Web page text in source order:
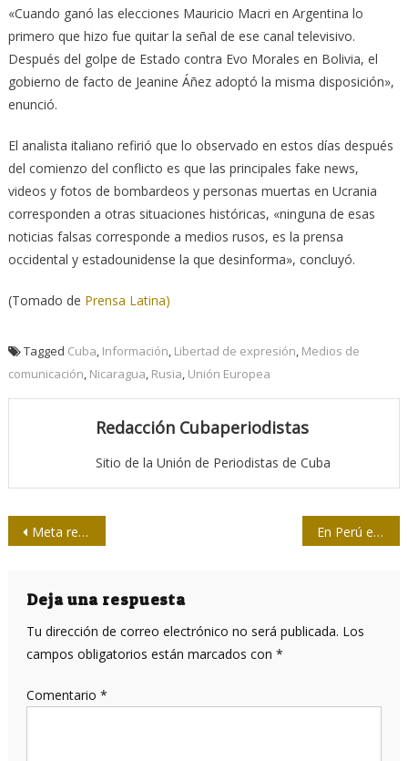
«Cuando ganó las elecciones Mauricio Macri en Argentina lo
primero que hizo fue quitar la señal de ese canal televisivo.
Después del golpe de Estado contra Evo Morales en Bolivia, el
gobierno de facto de Jeanine Áñez adoptó la misma disposición»,
enunció.
El analista italiano refirió que lo observado en estos días después
del comienzo del conflicto es que las principales fake news,
videos y fotos de bombardeos y personas muertas en Ucrania
corresponden a otras situaciones históricas, «ninguna de esas
noticias falsas corresponde a medios rusos, es la prensa
occidental y estadounidense la que desinforma», concluyó.
(Tomado de Prensa Latina)
Tagged Cuba Información Libertad de expresión Medios de
comunicación Nicaragua Rusia Unión Europea
Redacción Cubaperiodistas
Sitio de la Unión de Periodistas de Cuba
Navegación
entradas
Meta restringe el acceso a RT y Sputnik en la Unión Europea En Perú el documental está en auge
Deja una respuesta
Tu dirección de correo electrónico no será publicada. Los
campos obligatorios están marcados con *
Comentario *